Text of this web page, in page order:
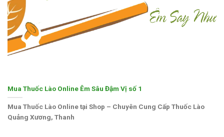
Mua Thuốc Lào Online Êm Sâu Đậm Vị số 1
Mua Thuốc Lào Online tại Shop – Chuyên Cung Cấp Thuốc Lào
Quảng Xương, Thanh